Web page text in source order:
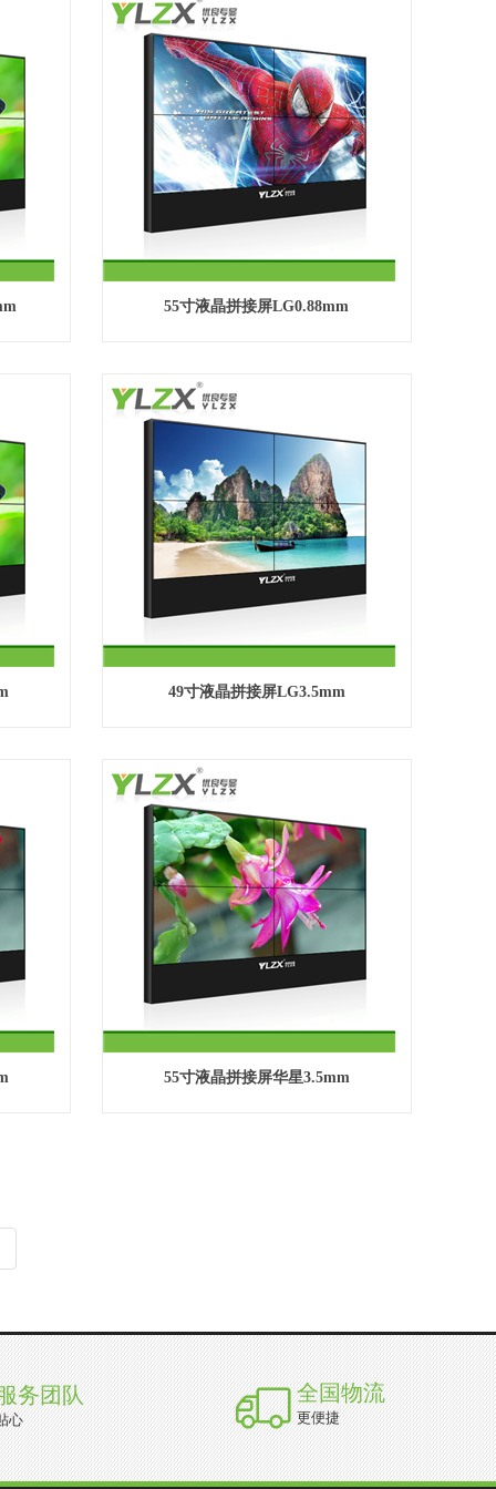
55寸液晶拼接屏LG0.88mm
49寸液晶拼接屏LG3.5mm
55寸液晶拼接屏华星3.5mm
务团队
心
全国物流
更便捷